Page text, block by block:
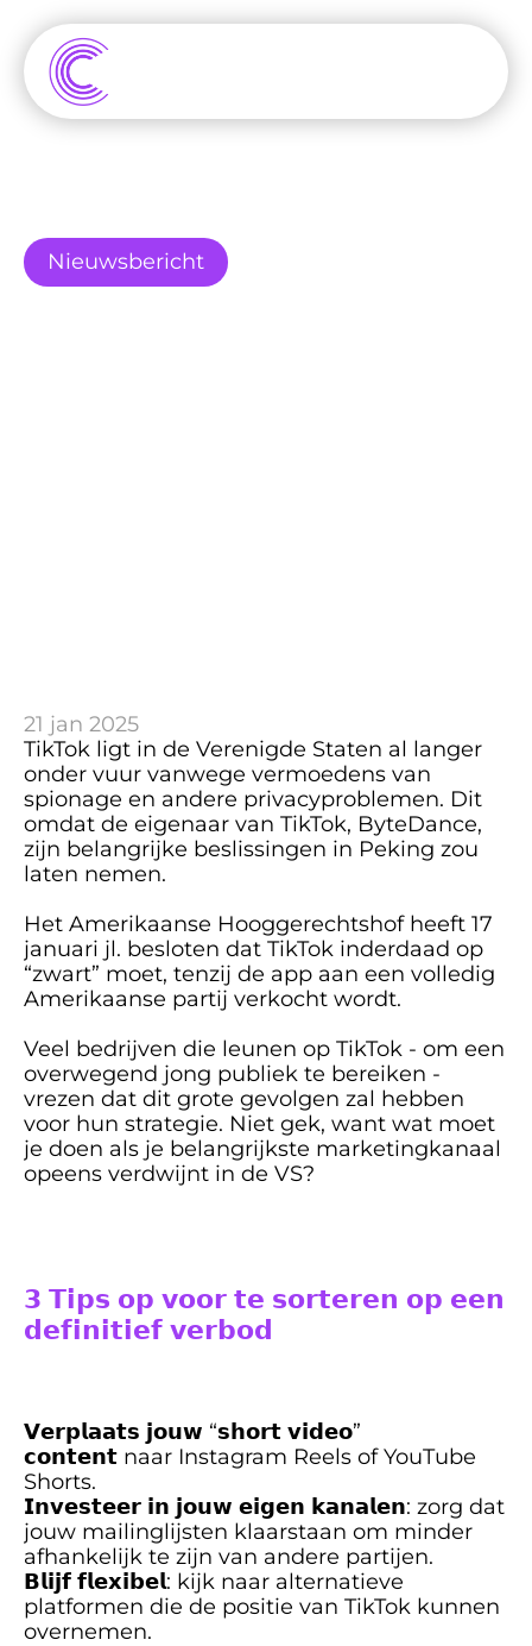
Nieuwsbericht
21 jan 2025
TikTok ligt in de Verenigde Staten al langer
onder vuur vanwege vermoedens van
spionage en andere privacyproblemen. Dit
omdat de eigenaar van TikTok, ByteDance,
zijn belangrijke beslissingen in Peking zou
laten nemen.
Het Amerikaanse Hooggerechtshof heeft 17
januari jl. besloten dat TikTok inderdaad op
“zwart” moet, tenzij de app aan een volledig
Amerikaanse partij verkocht wordt.
Veel bedrijven die leunen op TikTok - om een
overwegend jong publiek te bereiken -
vrezen dat dit grote gevolgen zal hebben
voor hun strategie. Niet gek, want wat moet
je doen als je belangrijkste marketingkanaal
opeens verdwijnt in de VS?
𝟯 𝗧𝗶𝗽𝘀 𝗼𝗽 𝘃𝗼𝗼𝗿 𝘁𝗲 𝘀𝗼𝗿𝘁𝗲𝗿𝗲𝗻 𝗼𝗽 𝗲𝗲𝗻
𝗱𝗲𝗳𝗶𝗻𝗶𝘁𝗶𝗲𝗳 𝘃𝗲𝗿𝗯𝗼𝗱
𝗩𝗲𝗿𝗽𝗹𝗮𝗮𝘁𝘀 𝗷𝗼𝘂𝘄 “𝘀𝗵𝗼𝗿𝘁 𝘃𝗶𝗱𝗲𝗼”
𝗰𝗼𝗻𝘁𝗲𝗻𝘁 naar Instagram Reels of YouTube
Shorts.
𝗜𝗻𝘃𝗲𝘀𝘁𝗲𝗲𝗿 𝗶𝗻 𝗷𝗼𝘂𝘄 𝗲𝗶𝗴𝗲𝗻 𝗸𝗮𝗻𝗮𝗹𝗲𝗻: zorg dat
jouw mailinglijsten klaarstaan om minder
afhankelijk te zijn van andere partijen.
𝗕𝗹𝗶𝗷𝗳 𝗳𝗹𝗲𝘅𝗶𝗯𝗲𝗹: kijk naar alternatieve
platformen die de positie van TikTok kunnen
overnemen.